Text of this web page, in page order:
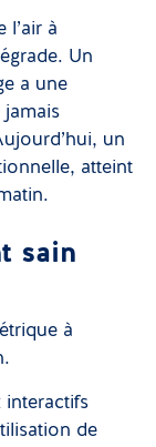
l’air à
Un
a une
un
atteint
sain
à
interactifs
de